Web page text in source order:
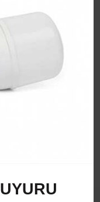
polizei p-